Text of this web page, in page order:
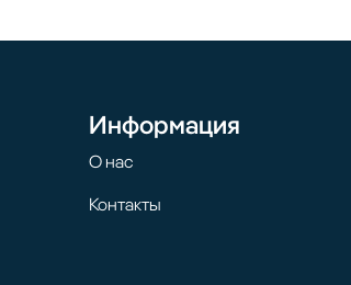
Информация
О нас
Контакты